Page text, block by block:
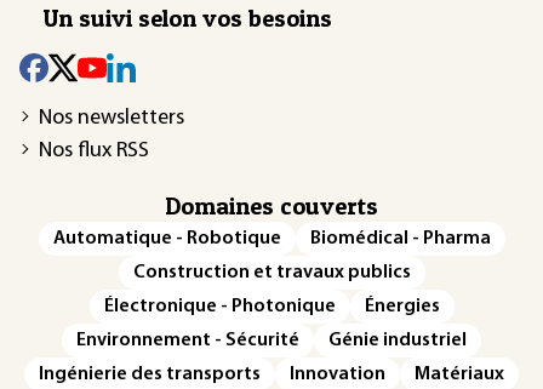
Un suivi selon vos besoins
Nos newsletters
Nos flux RSS
Domaines couverts
Automatique - Robotique
Biomédical - Pharma
Construction et travaux publics
Électronique - Photonique
Énergies
Environnement - Sécurité
Génie industriel
Ingénierie des transports
Innovation
Matériaux